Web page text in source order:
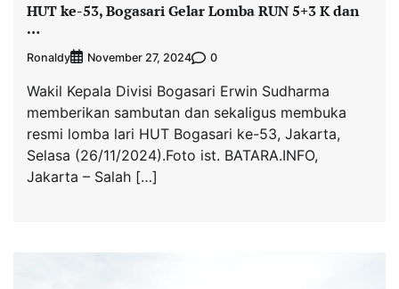
HUT ke-53, Bogasari Gelar Lomba RUN 5+3 K dan
…
Ronaldy November 27, 2024 0
Wakil Kepala Divisi Bogasari Erwin Sudharma
memberikan sambutan dan sekaligus membuka
resmi lomba lari HUT Bogasari ke-53, Jakarta,
Selasa (26/11/2024).Foto ist. BATARA.INFO,
Jakarta – Salah […]